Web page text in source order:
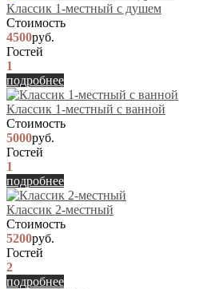
Классик 1-местный с душем
Стоимость
4500руб.
Гостей
1
подробнее
Классик 1-местный с ванной
Стоимость
5000руб.
Гостей
1
подробнее
Классик 2-местный
Стоимость
5200руб.
Гостей
2
подробнее